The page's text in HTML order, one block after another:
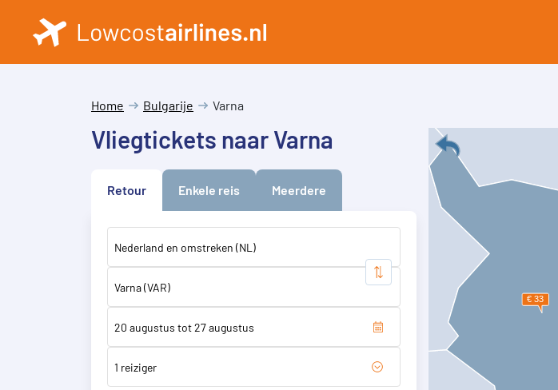
Home Bulgarije Varna
Vliegtickets naar Varna
Retour Enkele reis Meerdere
1 reiziger